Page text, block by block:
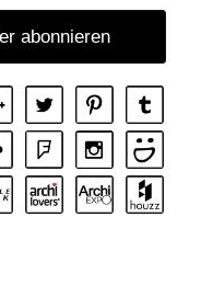
abonnieren